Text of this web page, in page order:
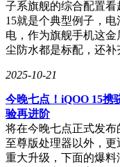
子系旗舰的综合配置
15就是个典型例子，
电，作为旗舰手机这金
尘防水都是标配，还
2025-10-21
今晚七点！iQOO 15携
验再进阶
将在今晚七点正式发布
至尊版处理器以外，
重大升级，下面的爆料